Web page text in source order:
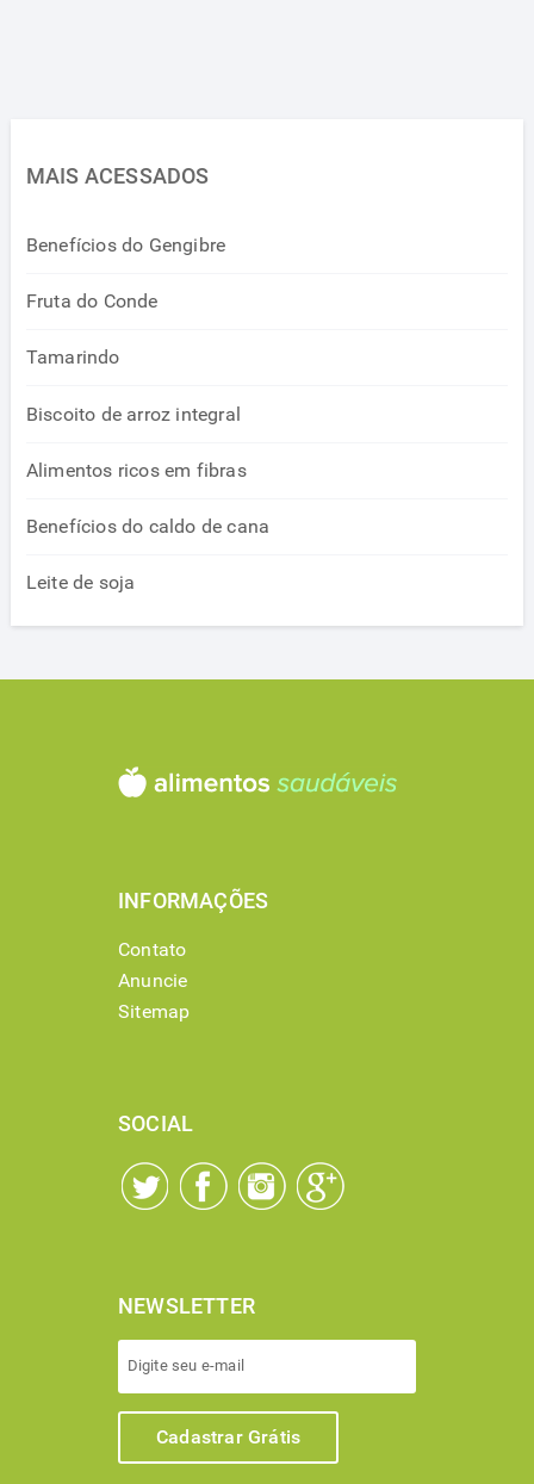
MAIS ACESSADOS
Benefícios do Gengibre
Fruta do Conde
Tamarindo
Biscoito de arroz integral
Alimentos ricos em fibras
Benefícios do caldo de cana
Leite de soja
INFORMAÇÕES
Contato
Anuncie
Sitemap
SOCIAL
NEWSLETTER